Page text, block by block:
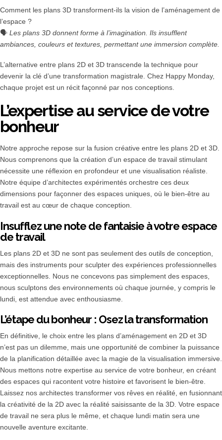
Comment les plans 3D transforment-ils la vision de l’aménagement de
l’espace ?
🗣️ Les plans 3D donnent forme à l’imagination. Ils insufflent
ambiances, couleurs et textures, permettant une immersion complète.
L’alternative entre plans 2D et 3D transcende la technique pour
devenir la clé d’une transformation magistrale. Chez Happy Monday,
chaque projet est un récit façonné par nos conceptions.
L’expertise au service de votre
bonheur
Notre approche repose sur la fusion créative entre les plans 2D et 3D.
Nous comprenons que la création d’un espace de travail stimulant
nécessite une réflexion en profondeur et une visualisation réaliste.
Notre équipe d’architectes expérimentés orchestre ces deux
dimensions pour façonner des espaces uniques, où le bien-être au
travail est au cœur de chaque conception.
Insufflez une note de fantaisie à votre espace
de travail
Les plans 2D et 3D ne sont pas seulement des outils de conception,
mais des instruments pour sculpter des expériences professionnelles
exceptionnelles. Nous ne concevons pas simplement des espaces,
nous sculptons des environnements où chaque journée, y compris le
lundi, est attendue avec enthousiasme.
L’étape du bonheur : Osez la transformation
En définitive, le choix entre les plans d’aménagement en 2D et 3D
n’est pas un dilemme, mais une opportunité de combiner la puissance
de la planification détaillée avec la magie de la visualisation immersive.
Nous mettons notre expertise au service de votre bonheur, en créant
des espaces qui racontent votre histoire et favorisent le bien-être.
Laissez nos architectes transformer vos rêves en réalité, en fusionnant
la créativité de la 2D avec la réalité saisissante de la 3D. Votre espace
de travail ne sera plus le même, et chaque lundi matin sera une
nouvelle aventure excitante.